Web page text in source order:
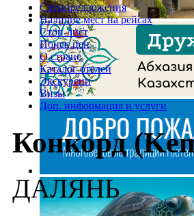
Спецпредложения
Наличие мест на рейсах
Стоп-лист
Поиск цен
О стране
Каталог отелей
Экскурсии
Визы
Доп. информация и услуги
Конкорд
ДАЛЯНЬ